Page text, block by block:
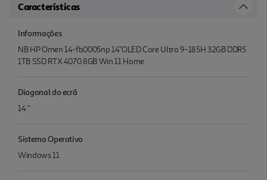
Características
Informações
NB HP Omen 14-fb0005np 14"OLED Core Ultra 9-185H 32GB DDR5
1TB SSD RTX 4070 8GB Win 11 Home
Diagonal do ecrã
14 "
Sistema Operativo
Windows 11